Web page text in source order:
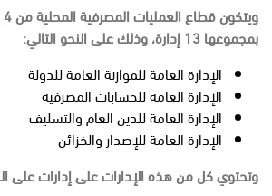
بمجموعها 13 إدارة، وذلك على النحو التالي:
الإدارة العامة للموازنة العامة للدولة
الإدارة العامة للحسابات المصرفية
الإدارة العامة للدين العام والتسليف
الإدارة العامة للإصدار والخزائن
وتحتوي كل من هذه الإدارات على إدارات على